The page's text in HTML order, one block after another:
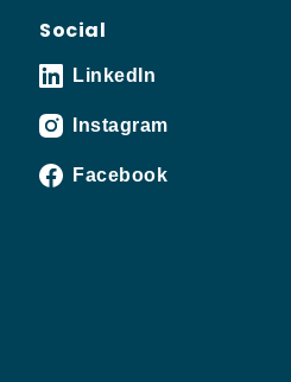
Social
LinkedIn
Instagram
Facebook